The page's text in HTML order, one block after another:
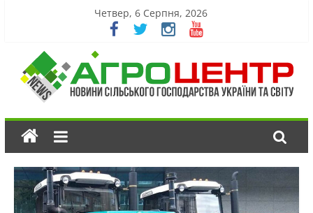
Четвер, 6 Серпня, 2026